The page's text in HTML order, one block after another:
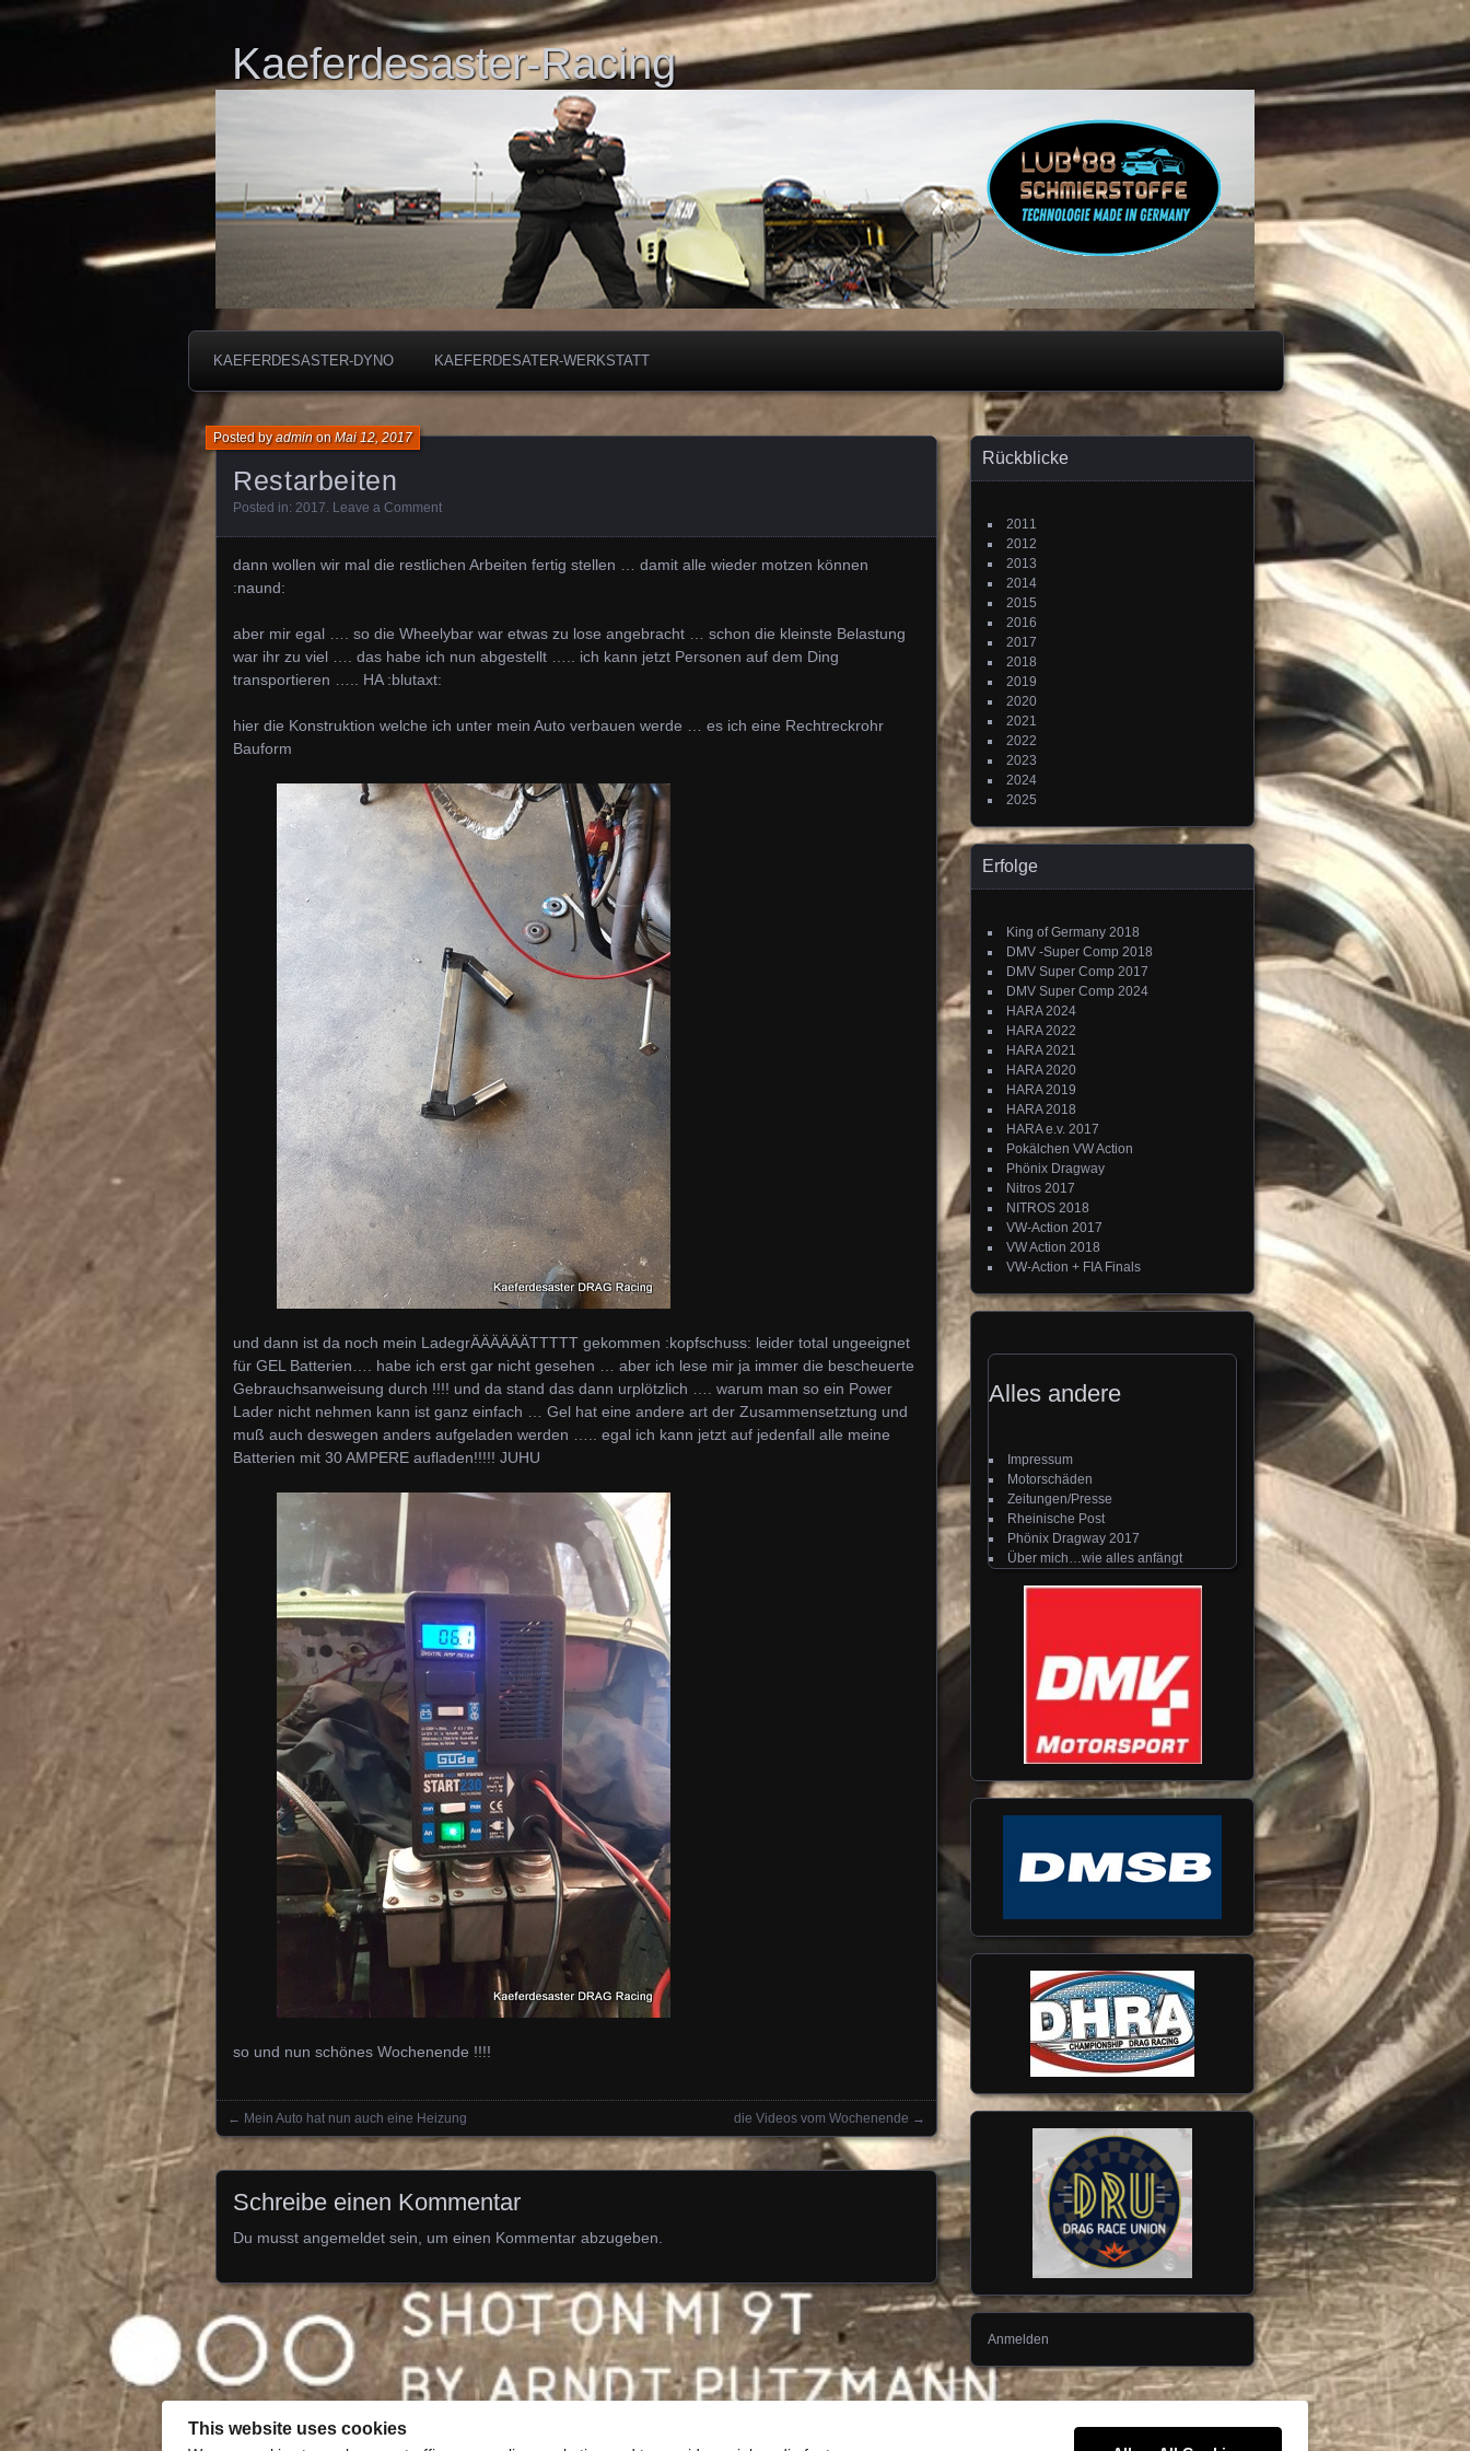
Kaeferdesaster-Racing
KAEFERDESASTER-DYNO KAEFERDESATER-WERKSTATT
Restarbeiten
Posted byadminonMai 12, 2017
Posted in: 2017. Leave a Comment
dann wollen wir mal die restlichen Arbeiten fertig stellen … damit alle wieder motzen können
:naund:
aber mir egal …. so die Wheelybar war etwas zu lose angebracht … schon die kleinste Belastung
war ihr zu viel …. das habe ich nun abgestellt ….. ich kann jetzt Personen auf dem Ding
transportieren ….. HA :blutaxt:
hier die Konstruktion welche ich unter mein Auto verbauen werde … es ich eine Rechtreckrohr
Bauform
und dann ist da noch mein LadegrÄÄÄÄÄÄTTTTT gekommen :kopfschuss: leider total ungeeignet
für GEL Batterien…. habe ich erst gar nicht gesehen … aber ich lese mir ja immer die bescheuerte
Gebrauchsanweisung durch !!!! und da stand das dann urplötzlich …. warum man so ein Power
Lader nicht nehmen kann ist ganz einfach … Gel hat eine andere art der Zusammensetztung und
muß auch deswegen anders aufgeladen werden ….. egal ich kann jetzt auf jedenfall alle meine
Batterien mit 30 AMPERE aufladen!!!!! JUHU
so und nun schönes Wochenende !!!!
Posts navigation
← Mein Auto hat nun auch eine Heizung die Videos vom Wochenende →
Schreibe einen Kommentar
Du musst angemeldet sein, um einen Kommentar abzugeben.
Rückblicke
2011
2012
2013
2014
2015
2016
2017
2018
2019
2020
2021
2022
2023
2024
2025
Erfolge
King of Germany 2018
DMV -Super Comp 2018
DMV Super Comp 2017
DMV Super Comp 2024
HARA 2024
HARA 2022
HARA 2021
HARA 2020
HARA 2019
HARA 2018
HARA e.v. 2017
Pokälchen VW Action
Phönix Dragway
Nitros 2017
NITROS 2018
VW-Action 2017
VW Action 2018
VW-Action + FIA Finals
Alles andere
Impressum
Motorschäden
Zeitungen/Presse
Rheinische Post
Phönix Dragway 2017
Über mich…wie alles anfängt
Anmelden
This website uses cookies